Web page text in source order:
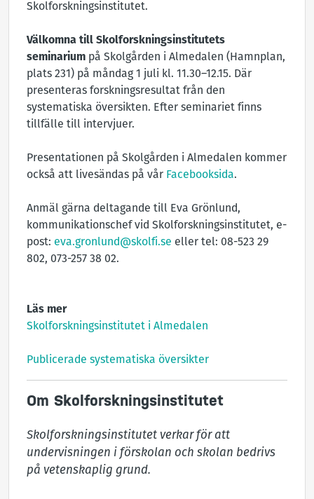
Skolforskningsinstitutet.
Välkomna till Skolforskningsinstitutets
seminarium på Skolgården i Almedalen (Hamnplan,
plats 231) på måndag 1 juli kl. 11.30–12.15. Där
presenteras forskningsresultat från den
systematiska översikten. Efter seminariet finns
tillfälle till intervjuer.
Presentationen på Skolgården i Almedalen kommer
också att livesändas på vår Facebooksida.
Anmäl gärna deltagande till Eva Grönlund,
kommunikationschef vid Skolforskningsinstitutet, e-
post: eva.gronlund@skolfi.se eller tel: 08-523 29
802, 073-257 38 02.
Läs mer
Skolforskningsinstitutet i Almedalen
Publicerade systematiska översikter
Om Skolforskningsinstitutet
Skolforskningsinstitutet verkar för att
undervisningen i förskolan och skolan bedrivs
på vetenskaplig grund.